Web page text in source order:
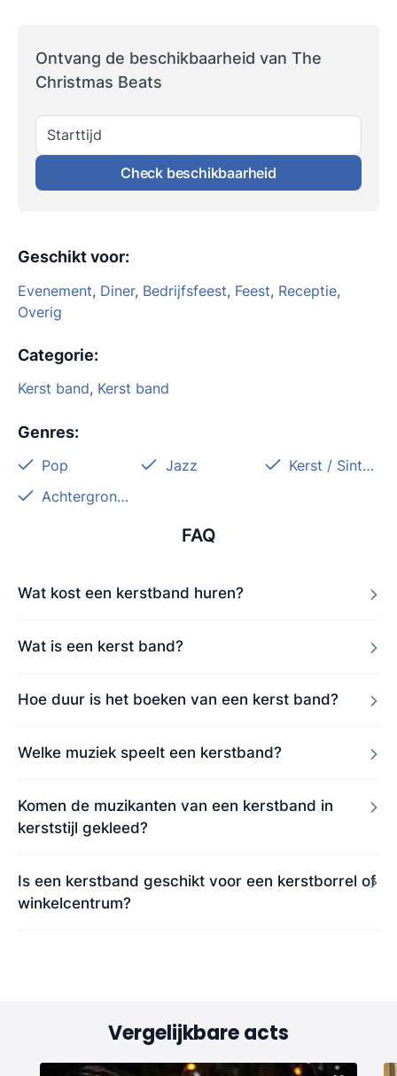
Ontvang de beschikbaarheid van The
Christmas Beats
Starttijd
Check beschikbaarheid
Geschikt voor:
Evenement, Diner, Bedrijfsfeest, Feest, Receptie,
Overig
Categorie:
Kerst band, Kerst band
Genres:
Pop Jazz
Kerst / Sinterklaas
Achtergrondmuziek
FAQ
Wat kost een kerstband huren?
Wat is een kerst band?
Hoe duur is het boeken van een kerst band?
Welke muziek speelt een kerstband?
Komen de muzikanten van een kerstband in
kerststijl gekleed?
Is een kerstband geschikt voor een kerstborrel of
winkelcentrum?
Vergelijkbare acts